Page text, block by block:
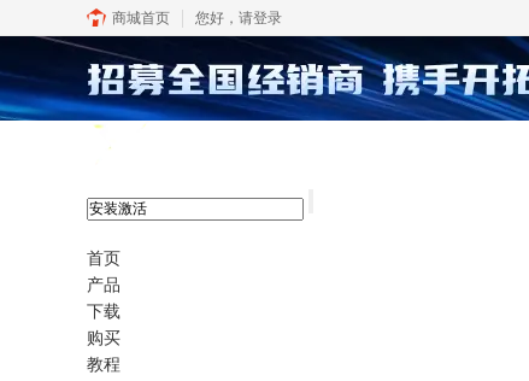
商城首页 您好， 请登录
首页
产品
下载
购买
教程